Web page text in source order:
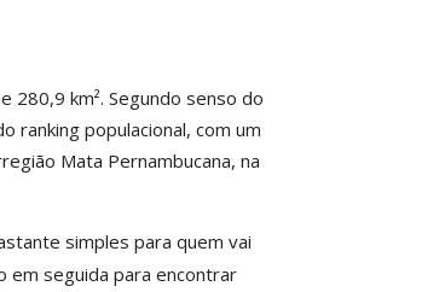
280,9 km². Segundo senso do
ranking populacional, com um
Mata Pernambucana, na
simples para quem vai
em seguida para encontrar